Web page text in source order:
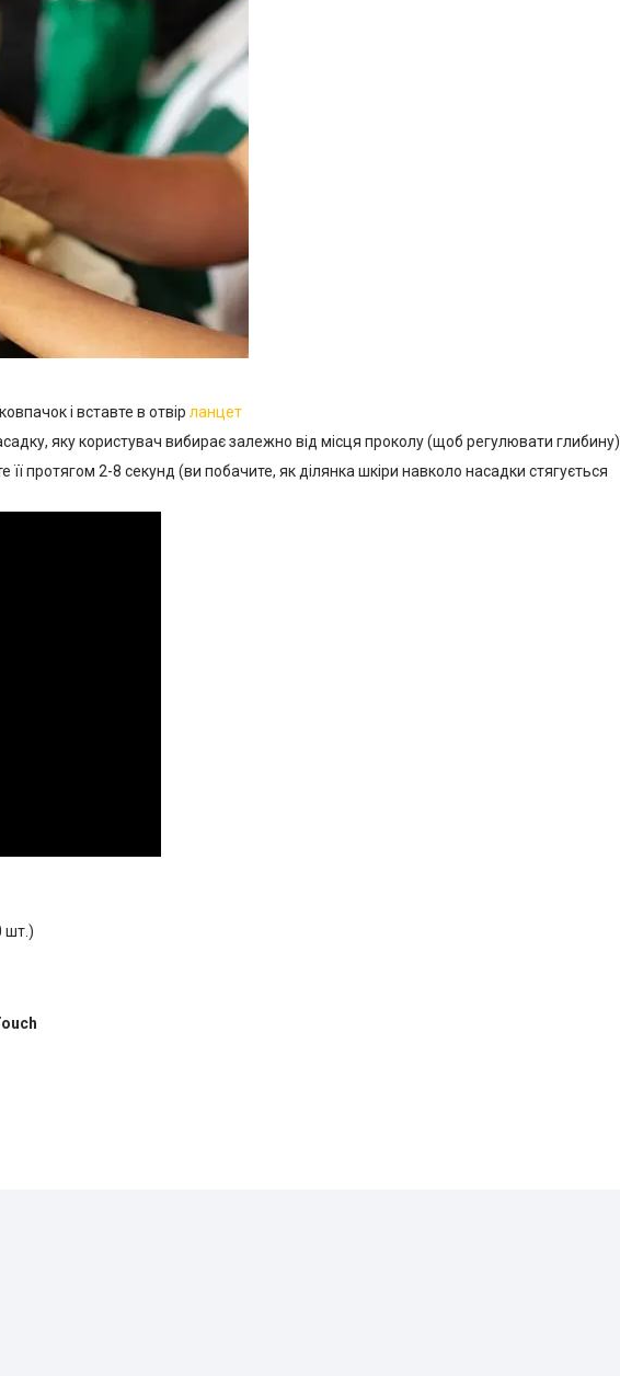
і вставте в отвір ланцет
яку користувач вибирає залежно від місця проколу (щоб регулювати глибину)
її протягом 2-8 секунд (ви побачите, як ділянка шкіри навколо насадки стягується
шт.)